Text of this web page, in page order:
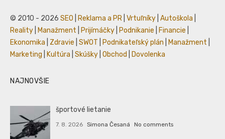
© 2010 - 2026 SEO Reklama a PR Vrtuľníky Autoškola
Reality
Manažment Prijímáčky Podnikanie Financie
Ekonomika
Zdravie SWOT Podnikateľský plán Manažment
Marketing
Kultúra Skúšky Obchod Dovolenka
NAJNOVŠIE
športové lietanie
7. 8. 2026 Simona Česaná No comments